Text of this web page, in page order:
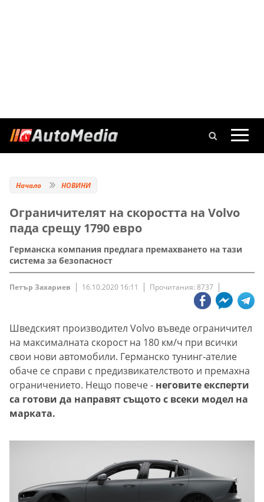
Начало НОВИНИ
Ограничителят на скоростта на Volvo
пада срещу 1790 евро
Германска компания предлага премахването на тази
система за безопасност
Петър Захариев 16.10.2020 16:11 Прочитания: 8737
Шведският производител Volvo въведе ограничител
на максималната скорост на 180 км/ч при всички
свои нови автомобили. Германско тунинг-ателие
обаче се справи с предизвикателството и премахна
ограничението. Нещо повече - неговите експерти
са готови да направят същото с всеки модел на
марката.